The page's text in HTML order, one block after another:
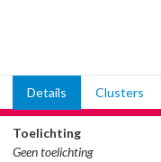
Details Clusters
Toelichting
Geen toelichting